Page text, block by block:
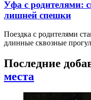
Уфа с родителями:
лишней спешки
Поездка с родителями
длинные сквозные
Последние
места